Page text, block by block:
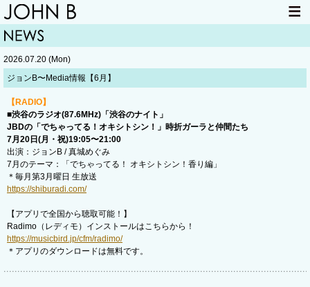
HOME
LIVE INFO
2026.07.20 (Mon)
ジョンB〜Media情報【6月】
【RADIO】
■渋谷のラジオ(87.6MHz)「渋谷のナイト」
JBDの「でちゃってる！オキシトシン！」時折ガーラと仲間たち
7月20日(月・祝)19:05〜21:00
出演：ジョンB / 真城めぐみ
7月のテーマ：「でちゃってる！ オキシトシン！香り編」
＊毎月第3月曜日 生放送
https://shiburadi.com/
【アプリで全国から聴取可能！】
Radimo（レディモ）インストールはこちらから！
https://musicbird.jp/cfm/radimo/
＊アプリのダウンロードは無料です。